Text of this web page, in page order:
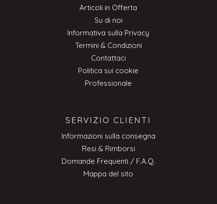
Articoli in Offerta
Su di noi
Informativa sulla Privacy
Termini & Condizioni
Contattaci
Politica sui cookie
Professionale
SERVIZIO CLIENTI
Informazioni sulla consegna
Resi & Rimborsi
Domande Frequenti / F.A.Q.
Mappa del sito